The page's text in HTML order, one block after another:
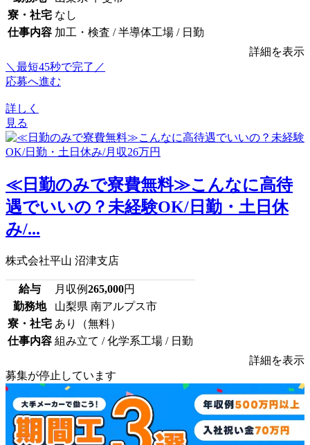
寮・社宅 なし
仕事内容 加工・検査 / 半導体工場 / 日勤
詳細を表示
＼最短45秒で完了／
応募へ進む
詳しく
見る
≪日勤のみで寮費無料≫こんなに高待
遇でいいの？未経験OK/日勤・土日休
み/...
株式会社平山 沼津支店
給与 月収例265,000円
勤務地
山梨県 南アルプス市
寮・社宅 あり（無料）
仕事内容 組み立て / 化学系工場 / 日勤
詳細を表示
募集が停止しています